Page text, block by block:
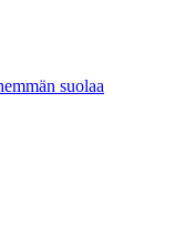
suolaa